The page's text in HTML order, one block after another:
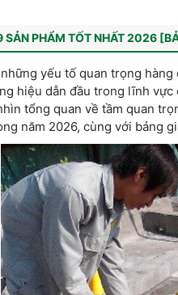
SẢN PHẨM TỐT NHẤT 2026
yếu tố quan trọng
hiệu dẫn đầu trong lĩnh
tổng quan về tầm quan
năm 2026, cùng với bảng